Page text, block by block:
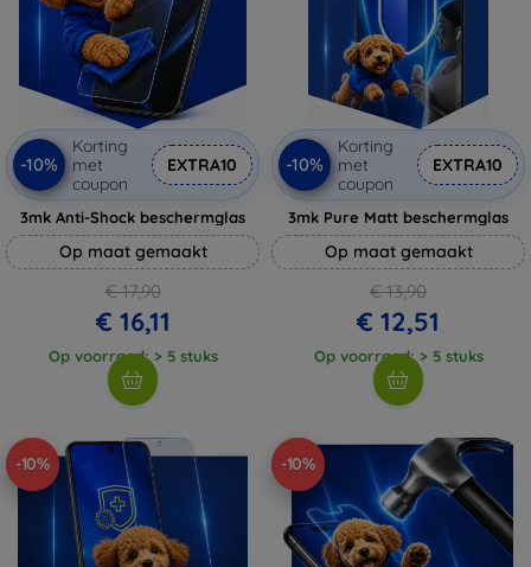
-10%
Korting
met
coupon
EXTRA10
3mk Anti-Shock beschermglas
Op maat gemaakt
€ 17,90
€ 16,11
Op voorraad: > 5 stuks
-10%
Korting
met
coupon
EXTRA10
3mk Pure Matt beschermglas
Op maat gemaakt
€ 13,90
€ 12,51
Op voorraad: > 5 stuks
-10% -10%